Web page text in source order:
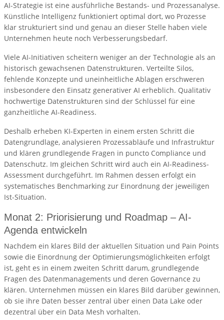
AI-Strategie ist eine ausführliche Bestands- und Prozessanalyse.
Künstliche Intelligenz funktioniert optimal dort, wo Prozesse
klar strukturiert sind und genau an dieser Stelle haben viele
Unternehmen heute noch Verbesserungsbedarf.
Viele AI-Initiativen scheitern weniger an der Technologie als an
historisch gewachsenen Datenstrukturen. Verteilte Silos,
fehlende Konzepte und uneinheitliche Ablagen erschweren
insbesondere den Einsatz generativer AI erheblich. Qualitativ
hochwertige Datenstrukturen sind der Schlüssel für eine
ganzheitliche AI-Readiness.
Deshalb erheben KI-Experten in einem ersten Schritt die
Datengrundlage, analysieren Prozessabläufe und Infrastruktur
und klären grundlegende Fragen in puncto Compliance und
Datenschutz. Im gleichen Schritt wird auch ein AI-Readiness-
Assessment durchgeführt. Im Rahmen dessen erfolgt ein
systematisches Benchmarking zur Einordnung der jeweiligen
Ist-Situation.
Monat 2: Priorisierung und Roadmap – AI-
Agenda entwickeln
Nachdem ein klares Bild der aktuellen Situation und Pain Points
sowie die Einordnung der Optimierungsmöglichkeiten erfolgt
ist, geht es in einem zweiten Schritt darum, grundlegende
Fragen des Datenmanagements und deren Governance zu
klären. Unternehmen müssen ein klares Bild darüber gewinnen,
ob sie ihre Daten besser zentral über einen Data Lake oder
dezentral über ein Data Mesh vorhalten.